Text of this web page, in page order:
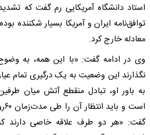
استاد دانشگاه آمریکایی رم گفت که
توافق‌نامه ایران و آمریکا بسیار شکننده
معادله خارج کرد.
وی در ادامه گفت: «با این همه،‌ به
نگذارند این وضعیت به یک درگیری تمام
به باور او، تبادل منقطع آتش میان
گفت: «هر دو طرف علاقه خاصی دارند